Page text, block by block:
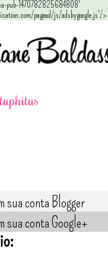
pub-1470782825684808'
pagead/js/adsbygoogle.js'/>
sua conta Blogger
sua conta Google+